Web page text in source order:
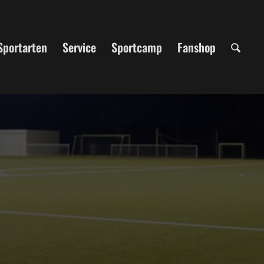
Service Sportcamp Fanshop